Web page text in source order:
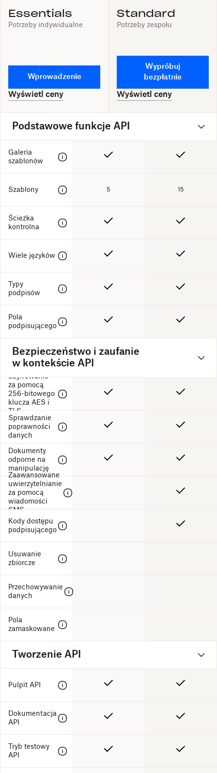
Essentials
Potrzeby indywidualne
Wprowadzenie
Wyświetl ceny
Standard
Potrzeby zespołu
Wypróbuj
bezpłatnie
Wyświetl ceny
Podstawowe funkcje API
Galeria
szablonów
Szablony
Ścieżka
kontrolna
Wiele języków
Typy
podpisów
Pola
podpisującego
5 15
Bezpieczeństwo i zaufanie
w kontekście API
Szyfrowanie
za pomocą
256-bitowego
klucza AES i
TLS
Sprawdzanie
poprawności
danych
Dokumenty
odporne na
manipulację
Zaawansowane
uwierzytelnianie
za pomocą
wiadomości
SMS
Kody dostępu
podpisującego
Usuwanie
zbiorcze
Przechowywanie
danych
Pola
zamaskowane
Tworzenie API
Pulpit API
Dokumentacja
API
Tryb testowy
API